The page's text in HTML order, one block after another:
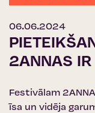
06.06.2024
2ANNAS
Festivālam
īsa un vidēja